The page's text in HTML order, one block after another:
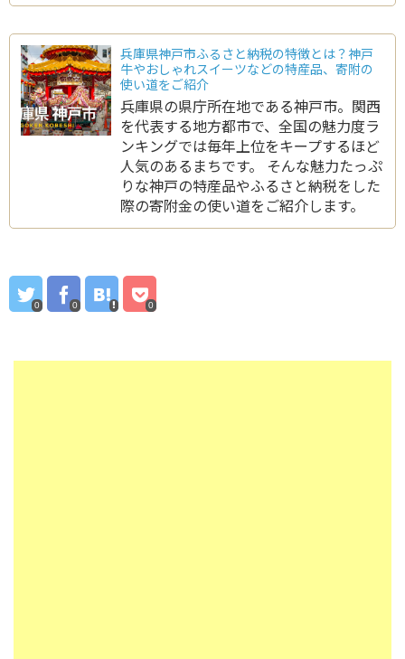
兵庫県神戸市ふるさと納税の特徴とは？神戸
牛やおしゃれスイーツなどの特産品、寄附の
使い道をご紹介
兵庫県の県庁所在地である神戸市。関西
を代表する地方都市で、全国の魅力度ラ
ンキングでは毎年上位をキープするほど
人気のあるまちです。 そんな魅力たっぷ
りな神戸の特産品やふるさと納税をした
際の寄附金の使い道をご紹介します。
0 0 0